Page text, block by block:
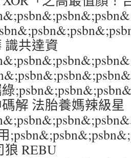
識共達資
解 法胎養媽辣級星
REBU